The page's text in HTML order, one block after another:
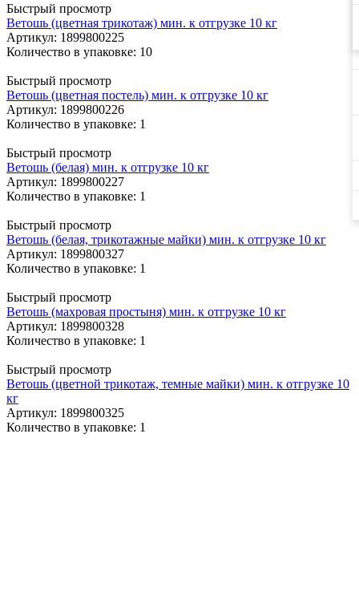
Быстрый просмотр
Ветошь (цветная трикотаж) мин. к отгрузке 10 кг
Артикул: 1899800225
Количество в упаковке: 10
Быстрый просмотр
Ветошь (цветная постель) мин. к отгрузке 10 кг
Артикул: 1899800226
Количество в упаковке: 1
Быстрый просмотр
Ветошь (белая) мин. к отгрузке 10 кг
Артикул: 1899800227
Количество в упаковке: 1
Быстрый просмотр
Ветошь (белая, трикотажные майки) мин. к отгрузке 10 кг
Артикул: 1899800327
Количество в упаковке: 1
Быстрый просмотр
Ветошь (махровая простыня) мин. к отгрузке 10 кг
Артикул: 1899800328
Количество в упаковке: 1
Быстрый просмотр
Ветошь (цветной трикотаж, темные майки) мин. к отгрузке 10
кг
Артикул: 1899800325
Количество в упаковке: 1